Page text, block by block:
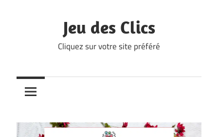
Jeu des Clics
Cliquez sur votre site préféré